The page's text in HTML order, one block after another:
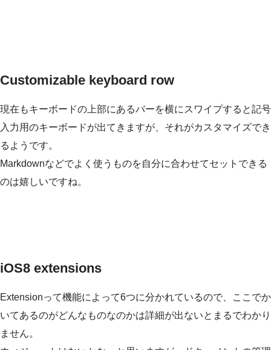
Customizable keyboard row
現在もキーボードの上部にあるバーを横にスワイプすると記号
入力用のキーボードが出てきますが、それがカスタマイズでき
るようです。
Markdownなどでよく使うものを自分に合わせてセットできる
のは嬉しいですね。
iOS8 extensions
Extensionって機能によって6つに分かれているので、ここでか
いてあるのがどんなものなのかは詳細が出ないとまるでわかり
ません。